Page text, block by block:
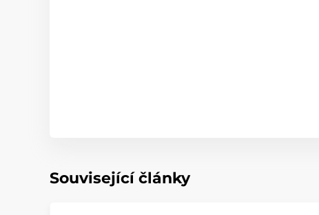
Související články